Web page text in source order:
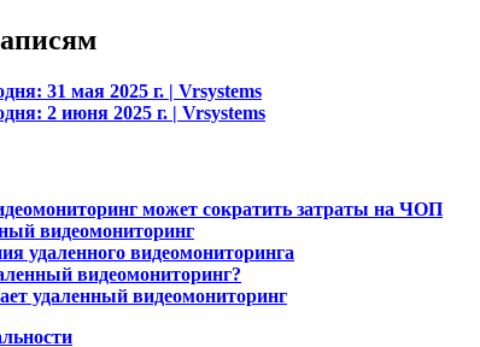
31 мая 2025 г. | Vrsystems
2 июня 2025 г. | Vrsystems
может сократить затраты на ЧОП
видеомониторинг
удаленного видеомониторинга
видеомониторинг?
удаленный видеомониторинг